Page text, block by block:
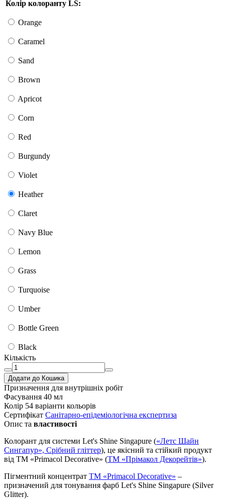
Колір колоранту LS:
Orange
Caramel
Sand
Brown
Apricot
Corn
Red
Burgundy
Violet
Heather
Claret
Navy Blue
Lemon
Grass
Turquoise
Umber
Bottle Green
Black
Кількість
Додати до Кошика
Призначення для внутрішніх робіт
Фасування 40 мл
Колір 54 варіанти кольорів
Сертифікат Санітарно-епідеміологічна експертиза
Опис та властивості
Колорант для системи Let's Shine Singapure («Летс Шайн
Сингапур», Срібний гліттер), це якісний та стійкий продукт
від ТМ «Primacol Decorative» (ТМ «Прімакол Декорейтів»).
Пігментний концентрат ТМ «Primacol Decorative» –
призначений для тонування фарб Let's Shine Singapure (Silver
Glitter).